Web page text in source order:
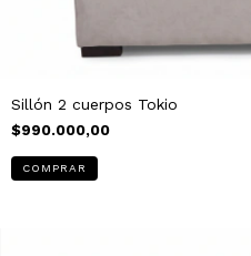
Sillón 2 cuerpos Tokio
$990.000,00